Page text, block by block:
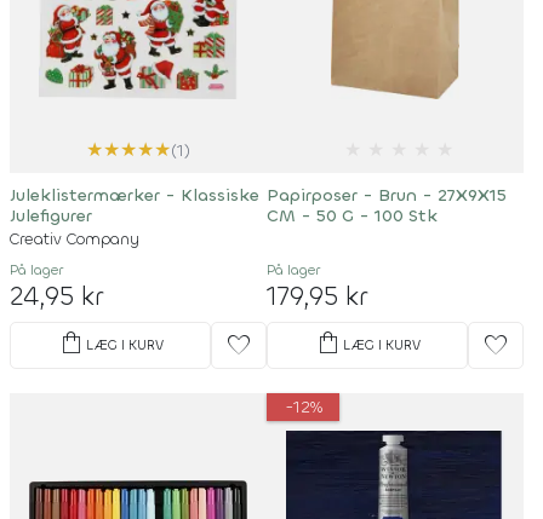
★★★★★(1)
Juleklistermærker - Klassiske
Julefigurer
Creativ Company
På lager
24,95 kr
shopping_bag LÆG I KURV favorite
Papirposer - Brun - 27X9X15
CM - 50 G - 100 Stk
På lager
179,95 kr
shopping_bag LÆG I KURV favorite
-12%